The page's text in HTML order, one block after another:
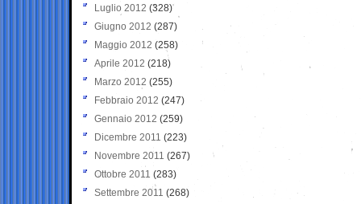
Luglio 2012 (328)
Giugno 2012 (287)
Maggio 2012 (258)
Aprile 2012 (218)
Marzo 2012 (255)
Febbraio 2012 (247)
Gennaio 2012 (259)
Dicembre 2011 (223)
Novembre 2011 (267)
Ottobre 2011 (283)
Settembre 2011 (268)